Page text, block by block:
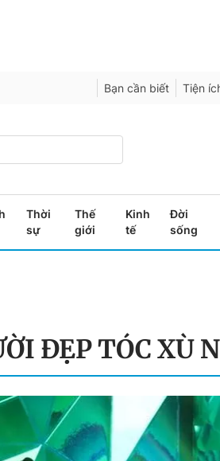
Bạn cần biết Tiện
Thời
sự
Thế
giới
Kinh
tế
Đời
sống
ĐẸP TÓC XÙ